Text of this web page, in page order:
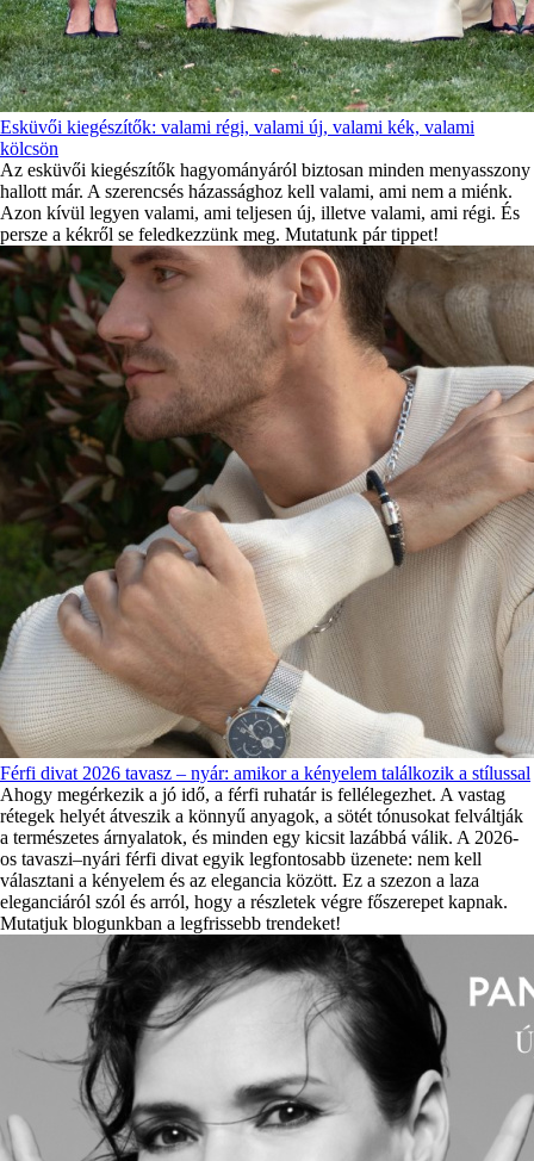
Esküvői kiegészítők: valami régi, valami új, valami kék, valami
kölcsön
Az esküvői kiegészítők hagyományáról biztosan minden menyasszony
hallott már. A szerencsés házassághoz kell valami, ami nem a miénk.
Azon kívül legyen valami, ami teljesen új, illetve valami, ami régi. És
persze a kékről se feledkezzünk meg. Mutatunk pár tippet!
Férfi divat 2026 tavasz – nyár: amikor a kényelem találkozik a stílussal
Ahogy megérkezik a jó idő, a férfi ruhatár is fellélegezhet. A vastag
rétegek helyét átveszik a könnyű anyagok, a sötét tónusokat felváltják
a természetes árnyalatok, és minden egy kicsit lazábbá válik. A 2026-
os tavaszi–nyári férfi divat egyik legfontosabb üzenete: nem kell
választani a kényelem és az elegancia között. Ez a szezon a laza
eleganciáról szól és arról, hogy a részletek végre főszerepet kapnak.
Mutatjuk blogunkban a legfrissebb trendeket!